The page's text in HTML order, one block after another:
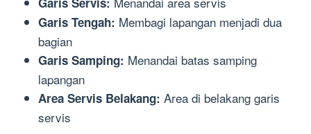
Garis Tengah: Membagi lapangan menjadi dua
bagian
Garis Samping: Menandai batas samping
lapangan
Area Servis Belakang: Area di belakang garis
servis